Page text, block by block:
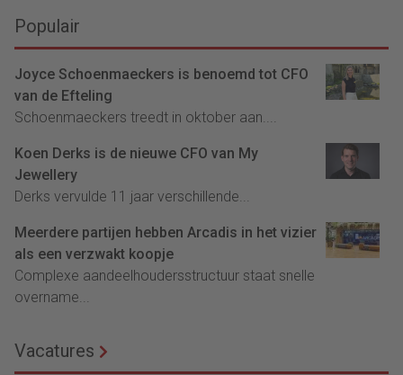
Populair
Joyce Schoenmaeckers is benoemd tot CFO
van de Efteling
Schoenmaeckers treedt in oktober aan....
Koen Derks is de nieuwe CFO van My
Jewellery
Derks vervulde 11 jaar verschillende...
Meerdere partijen hebben Arcadis in het vizier
als een verzwakt koopje
Complexe aandeelhoudersstructuur staat snelle
overname...
Vacatures